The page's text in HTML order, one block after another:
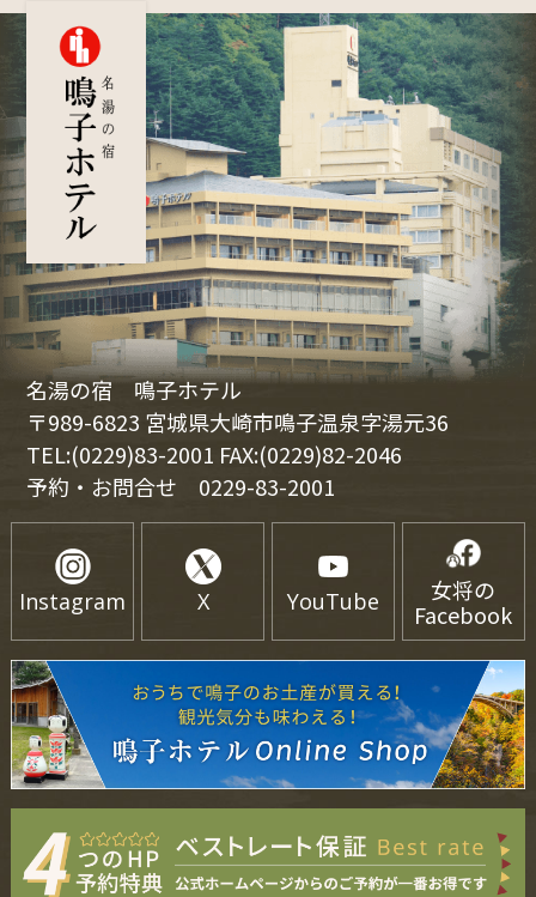
名湯の宿 鳴子ホテル
〒989-6823 宮城県大崎市鳴子温泉字湯元36
TEL:(0229)83-2001 FAX:(0229)82-2046
予約・お問合せ 0229-83-2001
Instagram X YouTube
女将の
Facebook